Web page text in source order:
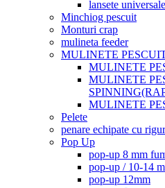
lansete universale
Minchiog pescuit
Monturi crap
mulineta feeder
MULINETE
MULINETE
MULINETE
MULINETE
Pelete
penare echipate cu
Pop Up
pop-up 8 mm
pop-up / 10-14
pop-up 12mm